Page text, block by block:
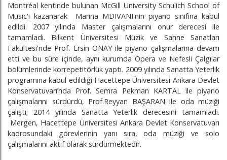
Montréal kentinde bulunan McGill University Schulich School of
Music'i kazanarak Marina MDIVANI'nin piyano sınıfına kabul
edildi. 2007 yılında Master çalışmalarını onur derecesi ile
tamamladı. Bilkent Üniversitesi Müzik ve Sahne Sanatları
Fakültesi'nde Prof. Ersin ONAY ile piyano çalışmalarına devam
etti ve bu süre içinde, aynı kurumda Opera ve Nefesli Çalgılar
bölümlerinde korrepetitörlük yaptı. 2009 yılında Sanatta Yeterlik
programına kabul edildiği Hacettepe Üniversitesi Ankara Devlet
Konservatuvarı’nda Prof. Semra Pekman KARTAL ile piyano
çalışmalarını sürdürdü, Prof.Reyyan BAŞARAN ile oda müziği
çalıştı; 2014 yılında Sanatta Yeterlik derecesini tamamladı.
Mergen, Hacettepe Üniversitesi Ankara Devlet Konservatuvarı
kadrosundaki görevlerinin yanı sıra, oda müziği ve solo
çalışmalarını aktif olarak sürdürmektedir.